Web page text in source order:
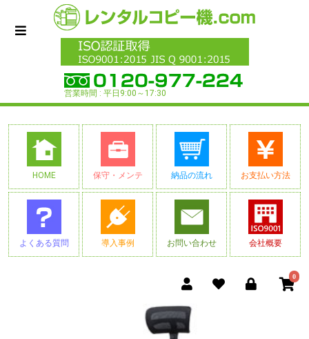
営業時間 : 平日9:00～17:30
HOME 保守・メンテ 納品の流れ お支払い方法
よくある質問 導入事例 お問い合わせ 会社概要
0